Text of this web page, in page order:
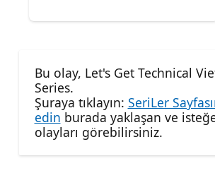
Bu olay, Let's Get Technical
Series.
Şuraya tıklayın: SeriLer
edin burada yaklaşan ve
olayları görebilirsiniz.